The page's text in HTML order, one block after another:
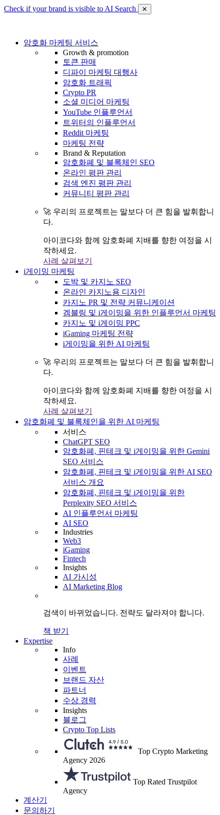
Check if your brand is visible to AI Search ✕
암호화 마케팅 서비스
Growth & promotion
토큰 판매
디파이 마케팅 대행사
암호화 트래픽
Crypto PR
소셜 미디어 마케팅
YouTube 인플루언서
트위터의 인플루언서
Reddit 마케팅
마케팅 전략
Brand & Reputation
암호화폐 및 블록체인 SEO
온라인 평판 관리
검색 엔진 평판 관리
커뮤니티 평판 관리
🚀 우리의 프로젝트는 말보다 더 큰 힘을 발휘합니
다.
아이코다와 함께 암호화폐 지배를 향한 여정을 시
작하세요.
사례 살펴보기
i게이밍 마케팅
도박 및 카지노 SEO
온라인 카지노용 디자인
카지노 PR 및 전략 커뮤니케이션
겜블링 및 i게이밍을 위한 인플루언서 마케팅
카지노 및 i게이밍 PPC
iGaming 마케팅 전략
i게이밍을 위한 AI 마케팅
🚀 우리의 프로젝트는 말보다 더 큰 힘을 발휘합니
다.
아이코다와 함께 암호화폐 지배를 향한 여정을 시
작하세요.
사례 살펴보기
암호화폐 및 블록체인을 위한 AI 마케팅
서비스
ChatGPT SEO
암호화폐, 핀테크 및 i게이밍을 위한 Gemini
SEO 서비스
암호화폐, 핀테크 및 i게이밍을 위한 AI SEO
서비스 개요
암호화폐, 핀테크 및 i게이밍을 위한
Perplexity SEO 서비스
AI 인플루언서 마케팅
AI SEO
Industries
Web3
iGaming
Fintech
Insights
AI 가시성
AI Marketing Blog
검색이 바뀌었습니다. 전략도 달라져야 합니다.
책 받기
Expertise
Info
사례
이벤트
브랜드 자산
파트너
수상 경력
Insights
블로그
Crypto Top Lists
Top Crypto Marketing
Agency 2026
Top Rated Trustpilot
Agency
계산기
문의하기